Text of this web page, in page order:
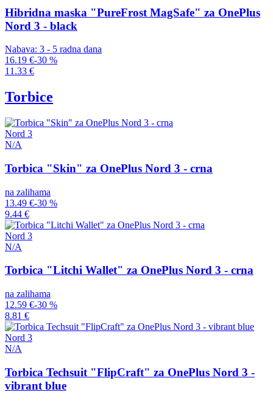
Hibridna maska "PureFrost MagSafe" za OnePlus
Nord 3 - black
Nabava: 3 - 5 radna dana
16.19 €-30 %
11.33 €
Torbice
Nord 3
N/A
Torbica "Skin" za OnePlus Nord 3 - crna
na zalihama
13.49 €-30 %
9.44 €
Nord 3
N/A
Torbica "Litchi Wallet" za OnePlus Nord 3 - crna
na zalihama
12.59 €-30 %
8.81 €
Nord 3
N/A
Torbica Techsuit "FlipCraft" za OnePlus Nord 3 -
vibrant blue